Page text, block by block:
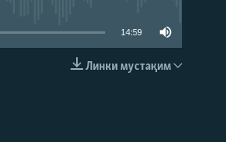
EMBED
14:59
Линки мустақим